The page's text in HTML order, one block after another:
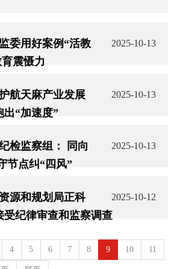
2025-10-13
委用好案例“活教
震慑力
2025-10-13
航天麻产业发展
出“加速度”
2025-10-13
检监察组： 同向
节点纠“四风”
2025-10-12
源和规划局正科
受纪律审查和监察调查
4 5 6 7 8 9 10 11